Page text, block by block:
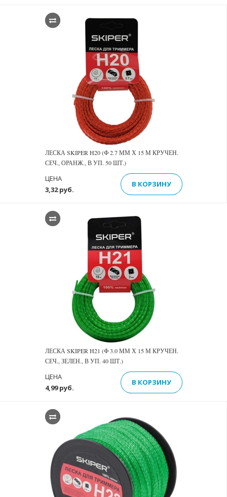
ЛЕСКА SKIPER H20 (Ф 2.7 ММ Х 15 М КРУЧЕН.
СЕЧ., ОРАНЖ., В УП. 50 ШТ.)
3,32 руб.
ЦЕНА
В КОРЗИНУ
ЛЕСКА SKIPER H21 (Ф 3.0 ММ Х 15 М КРУЧЕН.
СЕЧ., ЗЕЛЕН., В УП. 40 ШТ.)
4,99 руб.
ЦЕНА
В КОРЗИНУ